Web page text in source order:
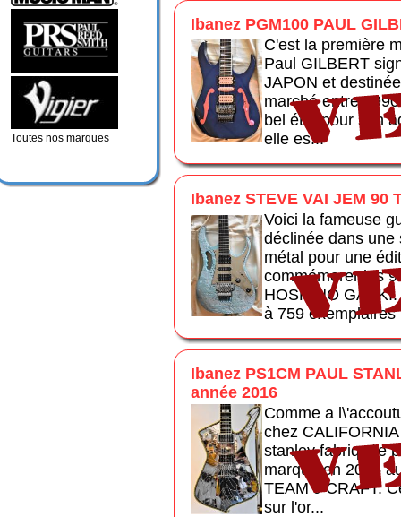
Ibanez PGM100 PAUL
C'est la première
Paul GILBERT
JAPON et
marché entre
bel état pour son
elle es...
Ibanez STEVE VAI JEM 90
Voici la fameuse
déclinée dans une
métal pour une
commémorer les
HOSHINO
à 759 exemplaires
Ibanez PS1CM PAUL
année 2016
Comme a
chez
stanley fabriquée
marque en 2016
TEAM J CRAFT.
sur l'or...
Toutes nos marques